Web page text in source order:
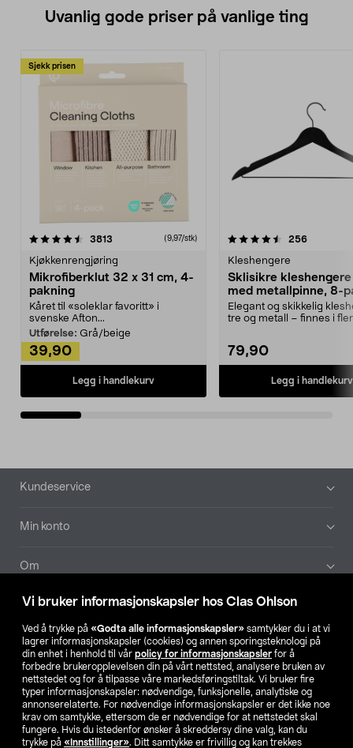
Vi bruker informasjonskapsler hos Clas Ohlson
Ved å trykke på «Godta alle informasjonskapsler» samtykker du i at vi
lagrer informasjonskapsler (cookies) og annen sporingsteknologi på
din enhet i henhold til vår policy for informasjonskapsler for å
forbedre brukeropplevelsen din på vårt nettsted, analysere bruken av
nettstedet og for å tilpasse våre markedsføringstiltak. Vi bruker fire
typer informasjonskapsler: nødvendige, funksjonelle, analytiske og
annonserelaterte. For nødvendige informasjonskapsler er det ikke noe
krav om samtykke, ettersom de er nødvendige for at nettstedet skal
fungere. Hvis du istedenfor ønsker å skreddersy dine valg, kan du
trykke på «Innstillinger». Ditt samtykke er frivillig og kan trekkes
Uvanlig gode priser på vanlige ting
Sjekk prisen
3813 anmeldelser(9,97/stk)
Kjøkkenrengjøring
Mikrofiberklut 32 x 31 cm, 4-
pakning
Kåret til «soleklar favoritt» i
svenske Afton...
Utførelse: Grå/beige
39,90
Legg i handlekurv
4.5av 5 stjerner 256
Kleshengere
Sklisikre
med metallpinne, 8-
Elegant og skikkelig
tre og metall – finnes i
79,90
Legg i handlekurv
4.5av 5 stjerner
Bunntekst
Kundeservice
Min konto
Om
Aktuelt
Våre selskaper
Finn din butikk
SE NO FI